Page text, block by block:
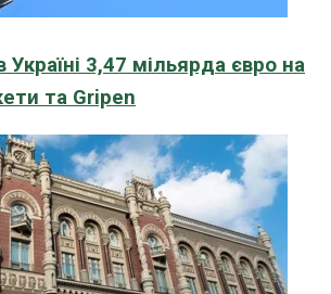
Україні 3,47 мільярда євро на
та Gripen